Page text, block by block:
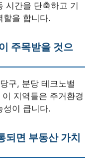
시간을 단축하고 기
할을 합니다.
주목받을 것으
구, 분당 테크노밸
지역들은 주거환경
성이 큽니다.
되면 부동산 가치